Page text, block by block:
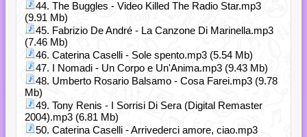
44. The Buggles - Video Killed The Radio Star.mp3
(9.91 Mb)
45. Fabrizio De André - La Canzone Di Marinella.mp3
(7.46 Mb)
46. Caterina Caselli - Sole spento.mp3 (5.54 Mb)
47. I Nomadi - Un Corpo e Un'Anima.mp3 (9.43 Mb)
48. Umberto Rosario Balsamo - Cosa Farei.mp3 (9.78
Mb)
49. Tony Renis - I Sorrisi Di Sera (Digital Remaster
2004).mp3 (6.81 Mb)
50. Caterina Caselli - Arrivederci amore, ciao.mp3